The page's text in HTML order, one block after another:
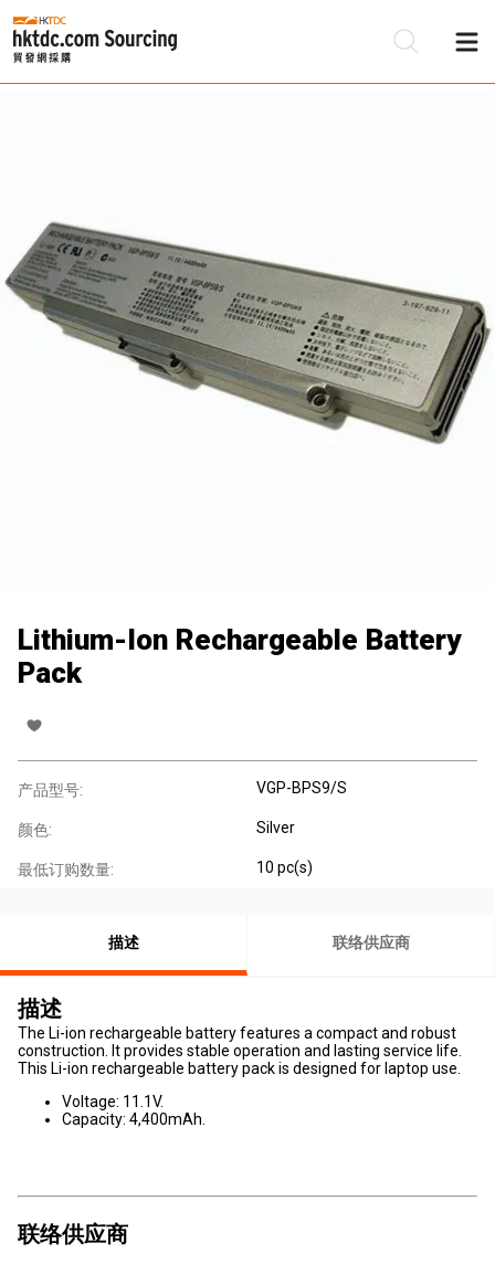
Lithium-Ion Rechargeable Battery
Pack
产品型号: VGP-BPS9/S
颜色: Silver
最低订购数量: 10 pc(s)
描述 联络供应商
描述
The Li-ion rechargeable battery features a compact and robust
construction. It provides stable operation and lasting service life.
This Li-ion rechargeable battery pack is designed for laptop use.
Voltage: 11.1V.
Capacity: 4,400mAh.
联络供应商